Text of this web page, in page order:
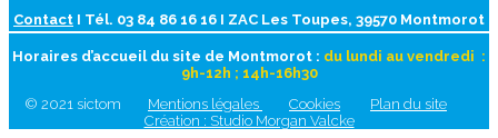
Contact I Tél. 03 84 86 16 16 I ZAC Les Toupes, 39570 Montmorot
Horaires d’accueil du site de Montmorot : du lundi au vendredi :
9h-12h ; 14h-16h30
© 2021 sictom
Mentions légales Cookies
Plan du site
Création : Studio Morgan Valcke